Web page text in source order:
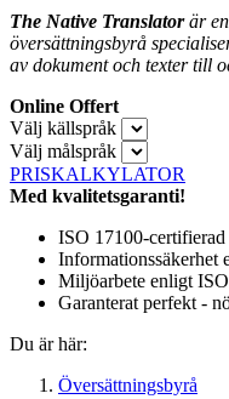
The Native Translatorär
översättningsbyrå
av dokument och texter till
Online Offert
Välj källspråk
Välj målspråk
PRISKALKYLATOR
Med kvalitetsgaranti!
ISO 17100-certifierad
Informationssäkerhet
Miljöarbete enligt
Garanterat perfekt -
Du är här:
Översättningsbyrå